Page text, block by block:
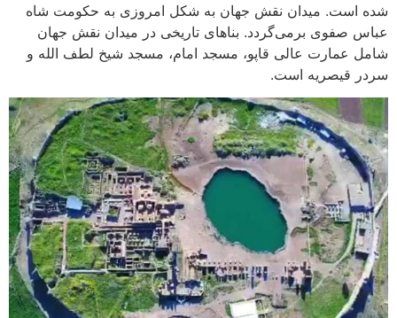
شده است. میدان نقش جهان به شکل امروزی به حکومت شاه
عباس صفوی برمی‌گردد. بناهای تاریخی در میدان نقش جهان
شامل عمارت عالی قاپو، مسجد امام، مسجد شیخ لطف الله و
سردر قیصریه است.